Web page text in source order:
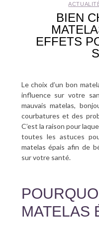
BIEN
EFFETS
Le choix d’un bon
influence sur votre
mauvais matelas,
courbatures et des
C’est la raison pour
toutes les astuces
matelas épais afin de
sur votre santé.
MATELAS